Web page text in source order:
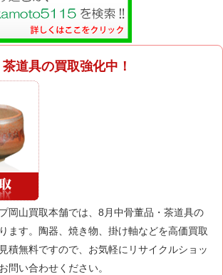
道具の買取強化中！
岡山買取本舗では、8月中骨董品・茶道具の
ます。陶器、焼き物、掛け軸などを高価買取
積無料ですので、お気軽にリサイクルショッ
問い合わせください。